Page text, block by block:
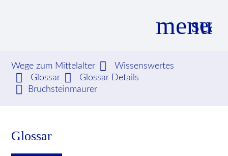
menu
Suchbegriffe
Wege zum Mittelalter
Wissenswertes
Glossar
Glossar Details
Bruchsteinmaurer
Glossar